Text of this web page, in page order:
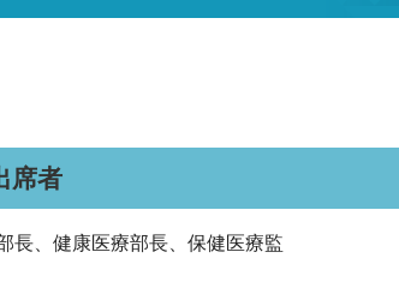
席者
長、健康医療部長、保健医療監